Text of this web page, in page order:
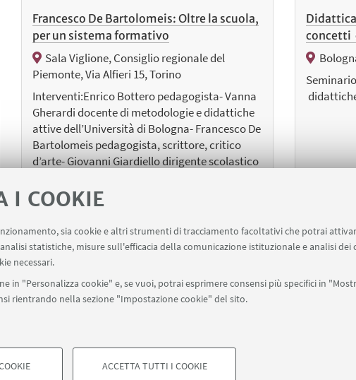
I COOKIE
sia cookie e altri strumenti di tracciamento facoltativi che potrai
statistiche, misure sull'efficacia della comunicazione istituzionale e analisi
necessari.
in "Personalizza cookie" e, se vuoi, potrai esprimere consensi più specifici in
rientrando nella sezione "Impostazione cookie" del sito.
ACCETTA TUTTI I COOKIE
Francesco De Bartolomeis: Oltre la scuola,
per un sistema formativo
Sala Viglione, Consiglio regionale del
Piemonte, Via Alfieri 15, Torino
Interventi:Enrico Bottero pedagogista- Vanna
Gherardi docente di metodologie e didattiche
attive dell’Università di Bologna- Francesco De
Bartolomeis pedagogista, scrittore, critico
d’arte- Giovanni Giardiello dirigente scolastico
Bartolomeis
concetti
«
elementi
Successivi
»
1 2 3 4
Bologna - Via Zamboni, 33 - 40126 Bologna - PI: 01131710376 - CF: 80007010376 -